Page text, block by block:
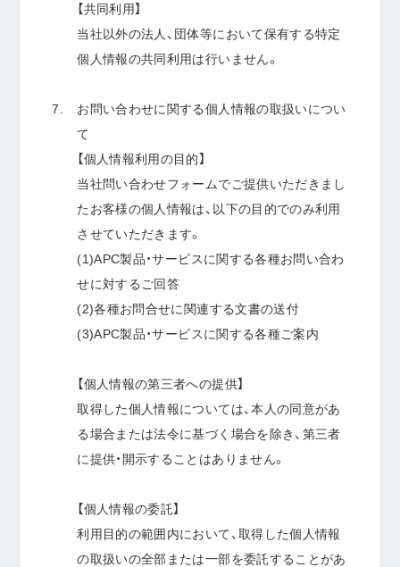
【共同利用】
当社以外の法人、団体等において保有する特定
個人情報の共同利用は行いません。
お問い合わせに関する個人情報の取扱いについ
て
【個人情報利用の目的】
当社問い合わせフォームでご提供いただきまし
たお客様の個人情報は、以下の目的でのみ利用
させていただきます。
(1)APC製品・サービスに関する各種お問い合わ
せに対するご回答
(2)各種お問合せに関連する文書の送付
(3)APC製品・サービスに関する各種ご案内
【個人情報の第三者への提供】
取得した個人情報については、本人の同意があ
る場合または法令に基づく場合を除き、第三者
に提供・開示することはありません。
【個人情報の委託】
利用目的の範囲内において、取得した個人情報
の取扱いの全部または一部を委託することがあ